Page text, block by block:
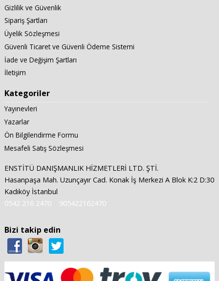
Gizlilik ve Güvenlik
Sipariş Şartları
Üyelik Sözleşmesi
Güvenli Ticaret ve Güvenli Ödeme Sistemi
İade ve Değişim Şartları
İletişim
Kategoriler
Yayınevleri
Yazarlar
Ön Bilgilendirme Formu
Mesafeli Satış Sözleşmesi
ENSTİTÜ DANIŞMANLIK HİZMETLERİ LTD. ŞTİ.
Hasanpaşa Mah. Uzunçayır Cad. Konak İş Merkezi A Blok K:2 D:30
Kadıköy İstanbul
0542 216 2470
905422162470
Bizi takip edin